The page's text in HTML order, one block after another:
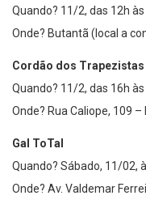
Quando? 11/2, das 12h às
Onde? Butantã (local a
Cordão dos Trapezistas
Quando? 11/2, das 16h às
Onde? Rua Caliope, 109
Gal ToTal
Quando? Sábado, 11/02,
Onde? Av. Valdemar